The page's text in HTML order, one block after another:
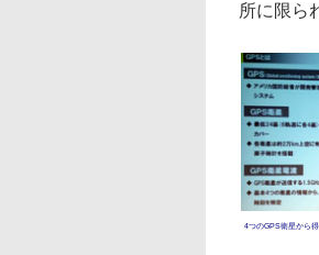
所に限ら
4つのGPS衛星から